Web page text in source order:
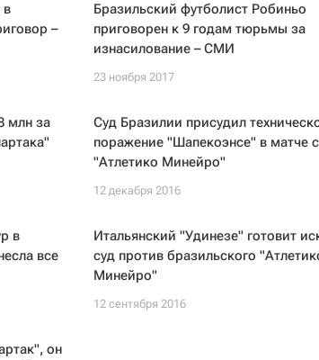
в
–
Бразильский футболист Робиньо
приговорен к 9 годам тюрьмы за
изнасилование – СМИ
23 ноября 2017
млн за
Суд Бразилии присудил
поражение "Шапекоэнсе" в матче с
"Атлетико Минейро"
12 декабря 2016
в
все
Итальянский "Удинезе" готовит
суд против бразильского
Минейро"
12 сентября 2016
он